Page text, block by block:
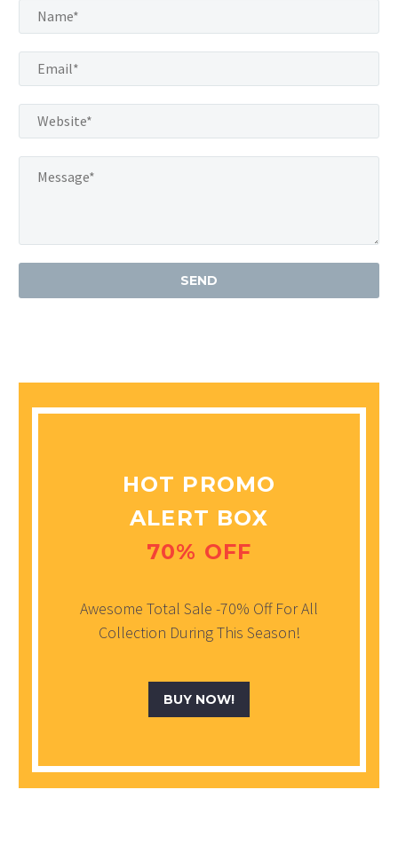
HOT PROMO
ALERT BOX
70% OFF
Awesome Total Sale -70% Off For All
Collection During This Season!
BUY NOW!